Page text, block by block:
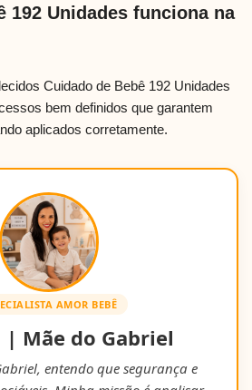
192 Unidades funciona na
Cuidado de Bebê 192 Unidades
bem definidos que garantem
aplicados corretamente.
AMOR BEBÊ
| Mãe do Gabriel
entendo que segurança e